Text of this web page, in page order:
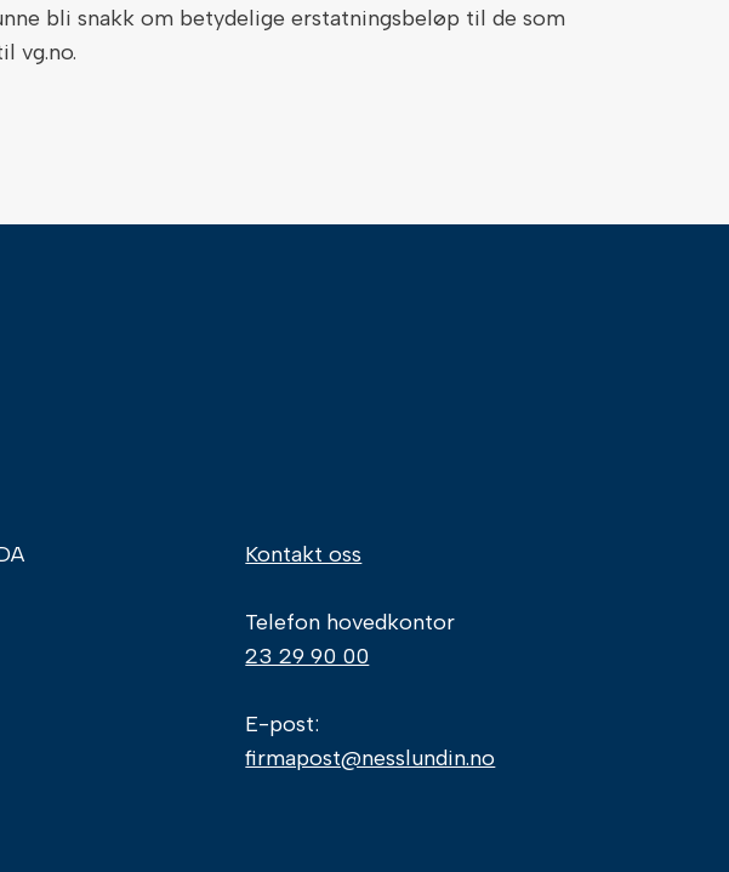
bli snakk om betydelige erstatningsbeløp til de som
vg.no.
Kontakt oss
Telefon hovedkontor
23 29 90 00
E-post:
firmapost@nesslundin.no